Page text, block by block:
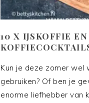
10 X IJSKOFFIE EN
Kun je deze zomer wel
gebruiken? Of ben je
enorme liefhebber van